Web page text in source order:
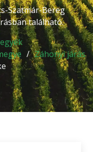
Szatmár-Bereg
található.
Záhonyi járás